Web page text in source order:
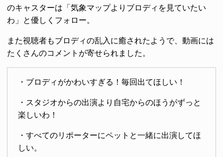
のキャスターは「気象マップよりブロディを見ていたい
わ」と優しくフォロー。
また視聴者もブロディの乱入に癒されたようで、動画には
たくさんのコメントが寄せられました。
・ブロディがかわいすぎる！毎回出てほしい！
・スタジオからの出演より自宅からのほうがずっと
楽しいわ！
・すべてのリポーターにペットと一緒に出演してほ
しい。